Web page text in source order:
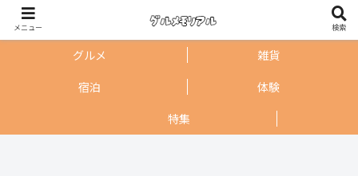
グルメ
雑貨
宿泊
体験
特集
メニュー 検索